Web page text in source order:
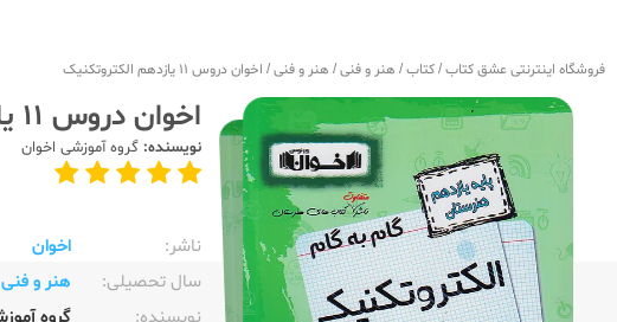
فروشگاه اینترنتی عشق کتاب/کتاب/ هنر و فنی/ هنر و فنی/ اخوان دروس 11 یازدهم الکتروتکنیک
اخوان دروس 11 یازدهم الکتروتکنیک
نویسنده: گروه آموزشی اخوان
ناشر:‌
اخوان
سال تحصیلی:‌
هنر و فنی